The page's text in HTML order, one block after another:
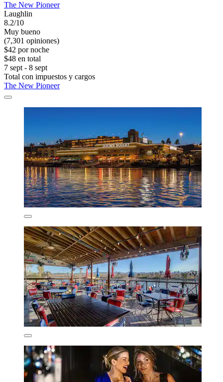
The New Pioneer
Laughlin
8.2/10
Muy bueno
(7,301 opiniones)
$42 por noche
$48 en total
7 sept - 8 sept
Total con impuestos y cargos
The New Pioneer